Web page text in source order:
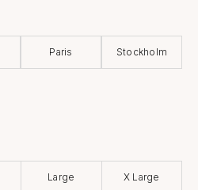
Paris Stockholm
Large X Large